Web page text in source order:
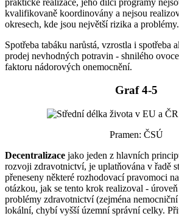
kvalifikovaně koordinovány a nejsou
okresech, kde jsou největší rizika a problémy.
Spotřeba tabáku narůstá, vzrostla i spotřeba
prodej nevhodných potravin - shnilého
faktoru nádorových onemocnění.
Graf 4-5
Pramen: ČSÚ
Decentralizace jako jeden z hlavních
rozvoji zdravotnictví, je uplatňována v řadě
přeneseny některé rozhodovací pravomoci
otázkou, jak se tento krok realizoval -
problémy zdravotnictví (zejména
lokální, chybí vyšší územní správní celky.